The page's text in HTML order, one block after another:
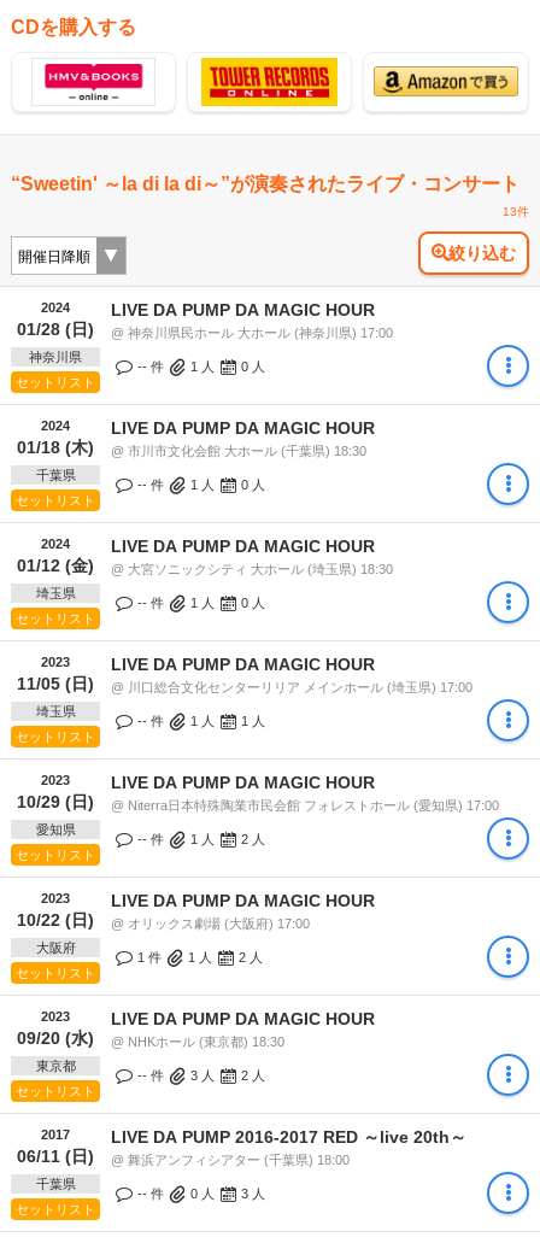
CDを購入する
“Sweetin' ～la di la di～”が演奏されたライブ・コンサート
13件
絞り込む
2024
01/28 (日)
神奈川県
セットリスト
LIVE DA PUMP DA MAGIC HOUR
@ 神奈川県民ホール 大ホール (神奈川県) 17:00
-- 件 1 人 0 人
2024
01/18 (木)
千葉県
セットリスト
LIVE DA PUMP DA MAGIC HOUR
@ 市川市文化会館 大ホール (千葉県) 18:30
-- 件 1 人 0 人
2024
01/12 (金)
埼玉県
セットリスト
LIVE DA PUMP DA MAGIC HOUR
@ 大宮ソニックシティ 大ホール (埼玉県) 18:30
-- 件 1 人 0 人
2023
11/05 (日)
埼玉県
セットリスト
LIVE DA PUMP DA MAGIC HOUR
@ 川口総合文化センターリリア メインホール (埼玉県) 17:00
-- 件 1 人 1 人
2023
10/29 (日)
愛知県
セットリスト
LIVE DA PUMP DA MAGIC HOUR
@ Niterra日本特殊陶業市民会館 フォレストホール (愛知県) 17:00
-- 件 1 人 2 人
2023
10/22 (日)
大阪府
セットリスト
LIVE DA PUMP DA MAGIC HOUR
@ オリックス劇場 (大阪府) 17:00
1 件 1 人 2 人
2023
09/20 (水)
東京都
セットリスト
LIVE DA PUMP DA MAGIC HOUR
@ NHKホール (東京都) 18:30
-- 件 3 人 2 人
2017
06/11 (日)
千葉県
セットリスト
LIVE DA PUMP 2016-2017 RED ～live 20th～
@ 舞浜アンフィシアター (千葉県) 18:00
-- 件 0 人 3 人